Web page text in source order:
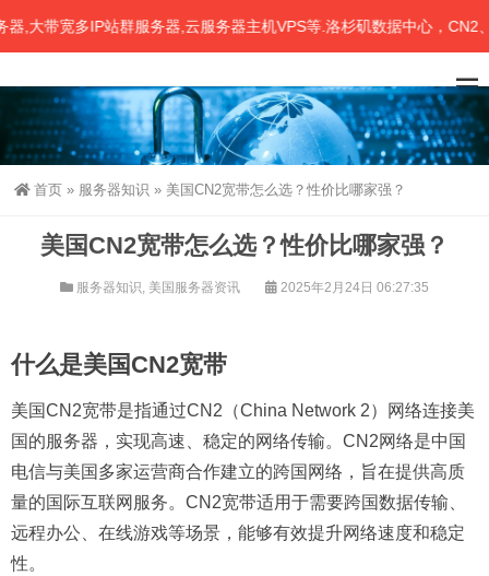
宽多IP站群服务器,云服务器主机VPS等.洛杉矶数据中心，CN2、联
首页 » 服务器知识 » 美国CN2宽带怎么选？性价比哪家强？
美国CN2宽带怎么选？性价比哪家强？
服务器知识, 美国服务器资讯 2025年2月24日 06:27:35
什么是美国CN2宽带
美国CN2宽带是指通过CN2（China Network 2）网络连接美
国的服务器，实现高速、稳定的网络传输。CN2网络是中国
电信与美国多家运营商合作建立的跨国网络，旨在提供高质
量的国际互联网服务。CN2宽带适用于需要跨国数据传输、
远程办公、在线游戏等场景，能够有效提升网络速度和稳定
性。